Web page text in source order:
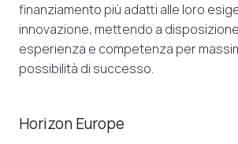
finanziamento più adatti alle loro
innovazione, mettendo a
esperienza e competenza per
possibilità di successo.
Horizon Europe